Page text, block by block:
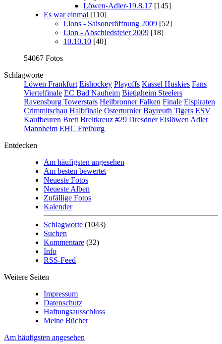
Löwen-Adler-19.8.17 [145]
Es war einmal [110]
Lions - Saisoneröffnung 2009 [52]
Lion - Abschiedsfeier 2009 [18]
10.10.10 [40]
54067 Fotos
Schlagworte
Löwen Frankfurt Eishockey Playoffs Kassel Huskies Fans
Viertelfinale EC Bad Nauheim Bietigheim Steelers
Ravensburg Towerstars Heilbronner Falken Finale Eispiraten
Crimmitschau Halbfinale Osterturnier Bayreuth Tigers ESV
Kaufbeuren Brett Breitkreuz #29 Dresdner Eislöwen Adler
Mannheim EHC Freiburg
Entdecken
Am häufigsten angesehen
Am besten bewertet
Neueste Fotos
Neueste Alben
Zufällige Fotos
Kalender
Schlagworte (1043)
Suchen
Kommentare (32)
Info
RSS-Feed
Weitere Seiten
Impressum
Datenschutz
Haftungsausschluss
Meine Bücher
Am häufigsten angesehen